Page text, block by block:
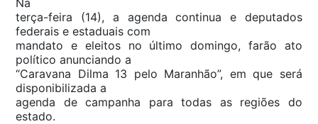
terça-feira (14), a agenda continua e deputados
federais e estaduais com
mandato e eleitos no último domingo, farão ato
político anunciando a
“Caravana Dilma 13 pelo Maranhão”, em que será
disponibilizada a
agenda de campanha para todas as regiões do
estado.